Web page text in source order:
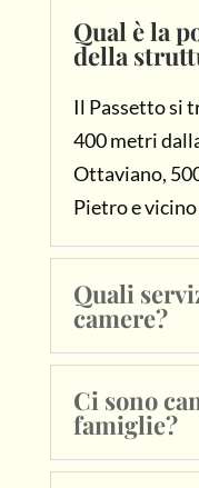
Qual è la
della
Il Passetto si
400 metri
Ottaviano,
Pietro e
Quali
camere?
Ci sono
famiglie?